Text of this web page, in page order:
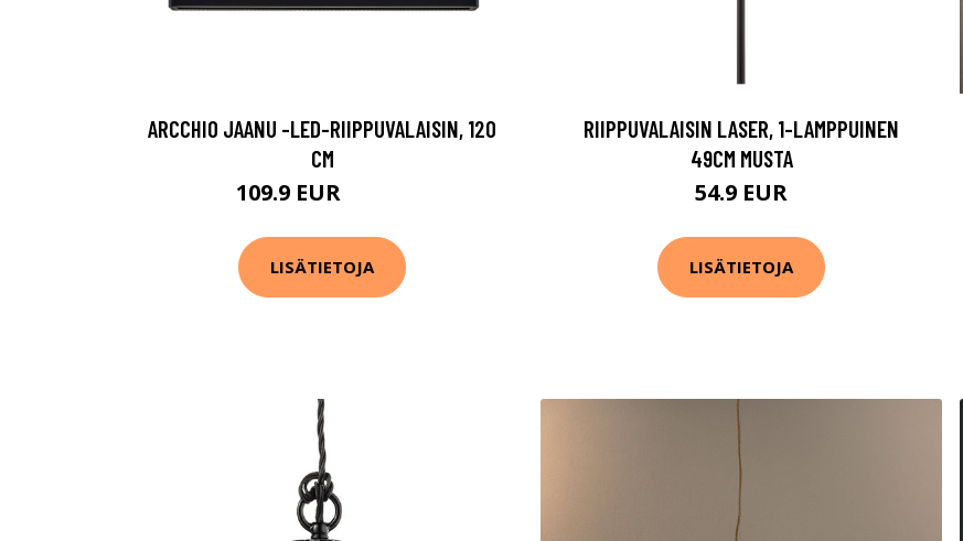
ARCCHIO JAANU -LED-RIIPPUVALAISIN, 120
CM
109.9 EUR
LISÄTIETOJA
RIIPPUVALAISIN LASER, 1-LAMPPUINEN
49CM MUSTA
54.9 EUR
LISÄTIETOJA